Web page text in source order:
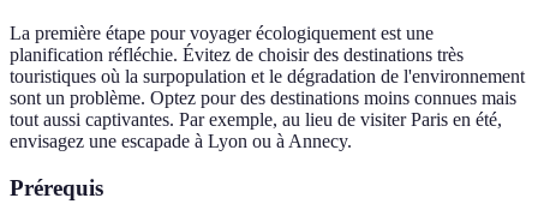
La première étape pour voyager écologiquement est une
planification réfléchie. Évitez de choisir des destinations très
touristiques où la surpopulation et le dégradation de l'environnement
sont un problème. Optez pour des destinations moins connues mais
tout aussi captivantes. Par exemple, au lieu de visiter Paris en été,
envisagez une escapade à Lyon ou à Annecy.
Prérequis